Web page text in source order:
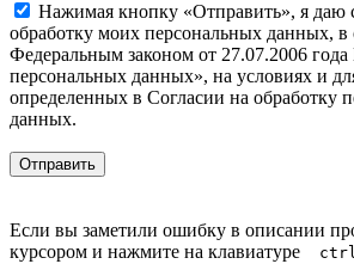
Нажимая кнопку «Отправить», я даю
обработку моих персональных данных, в
Федеральным законом от 27.07.2006
персональных данных», на условиях и
определенных в Согласии на обработку
данных.
Если вы заметили ошибку в описании
курсором и нажмите на клавиатуре